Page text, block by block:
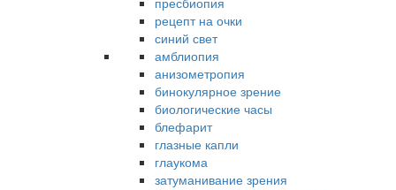
рецепт на очки
синий свет
амблиопия
анизометропия
бинокулярное зрение
биологические часы
блефарит
глазные капли
глаукома
затуманивание зрения